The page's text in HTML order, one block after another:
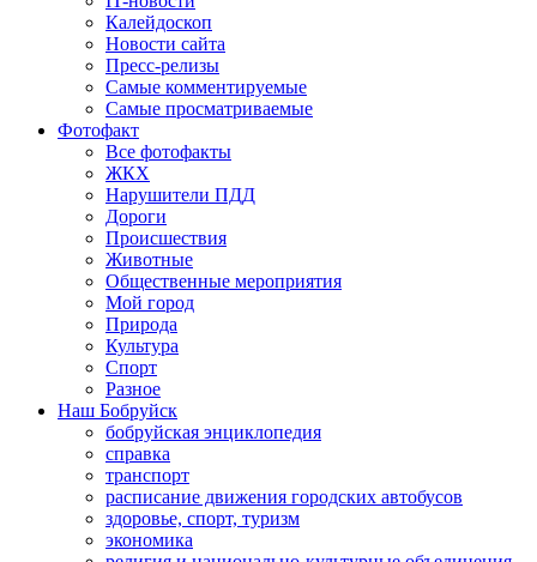
Калейдоскоп
Новости сайта
Пресс-релизы
Самые комментируемые
Самые просматриваемые
Фотофакт
Все фотофакты
ЖКХ
Нарушители ПДД
Дороги
Происшествия
Животные
Общественные мероприятия
Мой город
Природа
Культура
Спорт
Разное
Наш Бобруйск
бобруйская энциклопедия
справка
транспорт
расписание движения городских автобусов
здоровье, спорт, туризм
экономика